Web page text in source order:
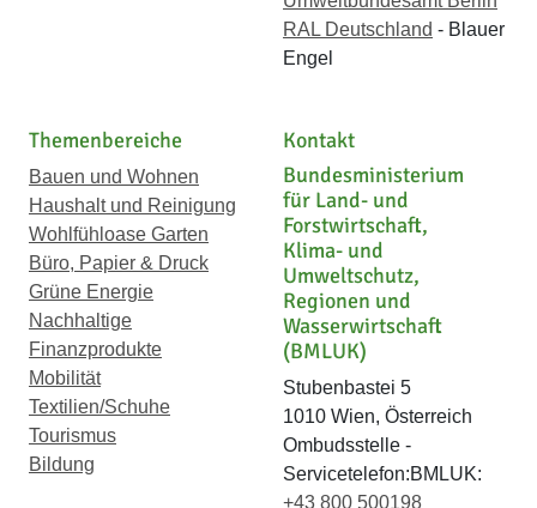
RAL Deutschland - Blauer
Engel
Themenbereiche
Bauen und Wohnen
Haushalt und Reinigung
Wohlfühloase Garten
Büro, Papier & Druck
Grüne Energie
Nachhaltige
Finanzprodukte
Mobilität
Textilien/Schuhe
Tourismus
Bildung
Kontakt
Bundesministerium
für Land- und
Forstwirtschaft,
Klima- und
Umweltschutz,
Regionen und
Wasserwirtschaft
(BMLUK)
Stubenbastei 5
1010 Wien, Österreich
Ombudsstelle -
Servicetelefon:BMLUK:
+43 800 500198